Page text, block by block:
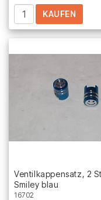
KAUFEN
Ventilkappensatz, 2
Smiley blau
16702